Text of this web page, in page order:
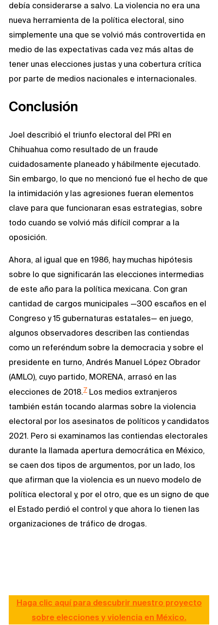
debía considerarse a salvo. La violencia no era una
nueva herramienta de la política electoral, sino
simplemente una que se volvió más controvertida en
medio de las expectativas cada vez más altas de
tener unas elecciones justas y una cobertura crítica
por parte de medios nacionales e internacionales.
Conclusión
Joel describió el triunfo electoral del PRI en
Chihuahua como resultado de un fraude
cuidadosamente planeado y hábilmente ejecutado.
Sin embargo, lo que no mencionó fue el hecho de que
la intimidación y las agresiones fueran elementos
clave para que funcionaran esas estrategias, sobre
todo cuando se volvió más difícil comprar a la
oposición.
Ahora, al igual que en 1986, hay muchas hipótesis
sobre lo que significarán las elecciones intermedias
de este año para la política mexicana. Con gran
cantidad de cargos municipales —300 escaños en el
Congreso y 15 gubernaturas estatales— en juego,
algunos observadores describen las contiendas
como un referéndum sobre la democracia y sobre el
presidente en turno, Andrés Manuel López Obrador
(AMLO), cuyo partido, MORENA, arrasó en las
elecciones de 2018.7 Los medios extranjeros
también están tocando alarmas sobre la violencia
electoral por los asesinatos de políticos y candidatos
2021. Pero si examinamos las contiendas electorales
durante la llamada apertura democrática en México,
se caen dos tipos de argumentos, por un lado, los
que afirman que la violencia es un nuevo modelo de
política electoral y, por el otro, que es un signo de que
el Estado perdió el control y que ahora lo tienen las
organizaciones de tráfico de drogas.
Haga clic aquí para descubrir nuestro proyecto
sobre elecciones y violencia en México.